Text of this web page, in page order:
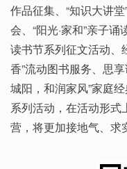
作品征集、“知识大讲
会、“阳光·家和”亲子诵
读书节系列征文活动、
香”流动图书服务、思
城阳，和润家风”家庭
系列活动，在活动形
营，将更加接地气、求